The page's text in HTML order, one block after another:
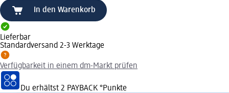
In den Warenkorb
Lieferbar
Standardversand 2-3 Werktage
Verfügbarkeit in einem dm-Markt prüfen
Du erhältst 2 PAYBACK °Punkte